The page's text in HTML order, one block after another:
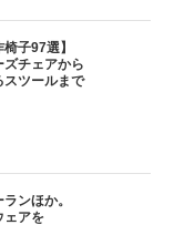
椅子97選】
ズチェアから
スツールまで
ンほか。
ェアを